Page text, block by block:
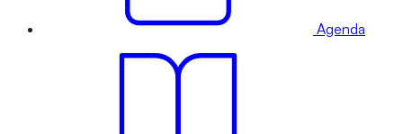
Agenda